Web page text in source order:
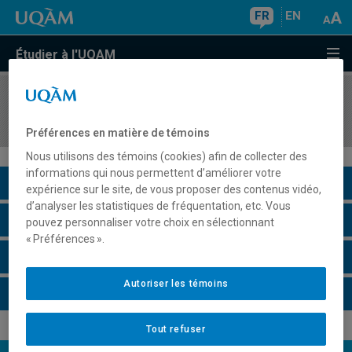
FR EN
Étudier à l'UQAM
COURS//
Description du cours
Horaire - Été 2026
Préférences en matière de témoins
Nous utilisons des témoins (cookies) afin de collecter des
informations qui nous permettent d’améliorer votre
expérience sur le site, de vous proposer des contenus vidéo,
d’analyser les statistiques de fréquentation, etc. Vous
pouvez personnaliser votre choix en sélectionnant
« Préférences ».
Tout refuser
Autoriser les témoins